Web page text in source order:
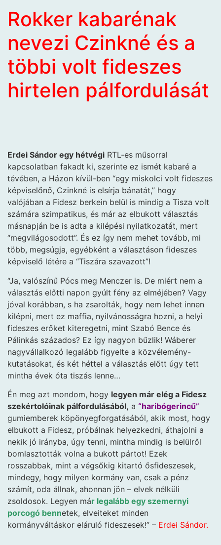
Rokker kabarénak
nevezi Czinkné és a
többi volt fideszes
hirtelen pálfordulását
Erdei Sándor egy hétvégi RTL-es műsorral
kapcsolatban fakadt ki, szerinte ez ismét kabaré a
tévében, a Házon kívül-ben “egy miskolci volt fideszes
képviselőnő, Czinkné is elsírja bánatát,” hogy
valójában a Fidesz berkein belül is mindig a Tisza volt
számára szimpatikus, és már az elbukott választás
másnapján be is adta a kilépési nyilatkozatát, mert
“megvilágosodott”. És ez így nem mehet tovább, mi
több, megsúgja, egyébként a választáson fideszes
képviselő létére a “Tiszára szavazott”!
“Ja, valószínű Pócs meg Menczer is. De miért nem a
választás előtti napon gyúlt fény az elméjében? Vagy
jóval korábban, s ha zsarolták, hogy nem lehet innen
kilépni, mert ez maffia, nyilvánosságra hozni, a helyi
fideszes erőket kiteregetni, mint Szabó Bence és
Pálinkás százados? Ez így nagyon bűzlik! Wáberer
nagyvállalkozó legalább figyelte a közvélemény-
kutatásokat, és két héttel a választás előtt úgy tett
mintha évek óta tiszás lenne…
Én meg azt mondom, hogy legyen már elég a Fidesz
szekértolóinak pálfordulásából, a “haribógerincű”
gumiemberek köpönyegforgatásából, akik most, hogy
elbukott a Fidesz, próbálnak helyezkedni, áthajolni a
nekik jó irányba, úgy tenni, mintha mindig is belülről
bomlasztották volna a bukott pártot! Ezek
rosszabbak, mint a végsőkig kitartó ősfideszesek,
mindegy, hogy milyen kormány van, csak a pénz
számít, oda állnak, ahonnan jön – elvek nélküli
zsoldosok. Legyen már legalább egy szemernyi
porcogó bennetek, elveiteket minden
kormányváltáskor eláruló fideszesek!” – Erdei Sándor.